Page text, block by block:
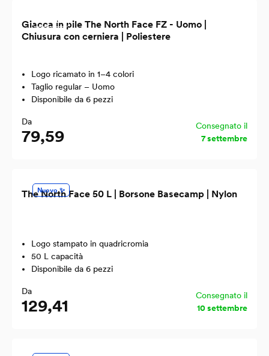
Riciclato
Giacca in pile The North Face FZ - Uomo |
Chiusura con cerniera | Poliestere
Logo ricamato in 1–4 colori
Taglio regular – Uomo
Disponibile da 6 pezzi
Da
79,59
Consegnato il
7 settembre
Nuovo ✨
The North Face 50 L | Borsone Basecamp | Nylon
Logo stampato in quadricromia
50 L capacità
Disponibile da 6 pezzi
Da
129,41
Consegnato il
10 settembre